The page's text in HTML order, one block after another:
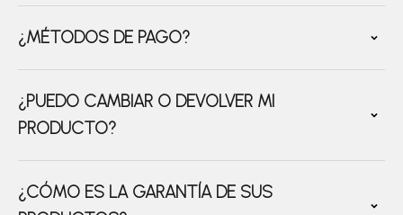
¿MÉTODOS DE PAGO?
¿PUEDO CAMBIAR O DEVOLVER MI
PRODUCTO?
¿CÓMO ES LA GARANTÍA DE SUS